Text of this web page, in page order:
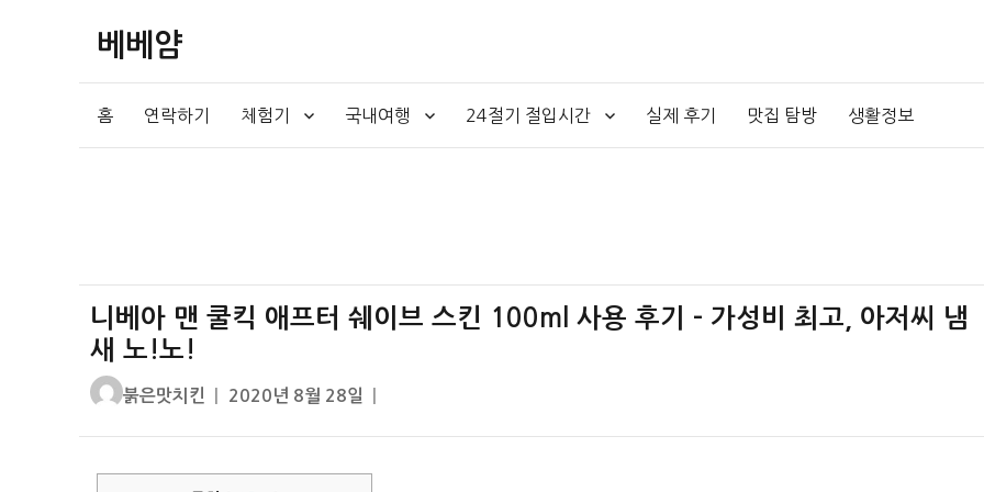
베베얌
홈 연락하기 체험기 국내여행 24절기 절입시간 실제 후기 맛집 탐방 생활정보
니베아 맨 쿨킥 애프터 쉐이브 스킨 100ml 사용 후기 – 가성비 최고, 아저씨 냄
새 노!노!
글
붉은맛치킨
작
자
2020년 8월 28일